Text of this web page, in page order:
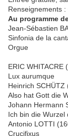
Renseignements
Au programme
Jean-Sébastien
Sinfonia de la
Orgue
ERIC WHITACRE
Lux aurumque
Heinrich SCHÜTZ
Also hat Gott die
Johann Hermann
Ich bin die Wurzel
Antonio LOTTI
Crucifixus